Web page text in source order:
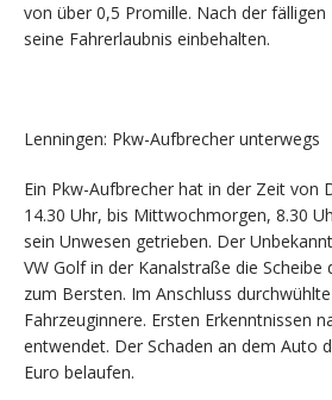
von über 0,5 Promille. Nach der
seine Fahrerlaubnis einbehalten.
Lenningen: Pkw-Aufbrecher unterwegs
Ein Pkw-Aufbrecher hat in der Zeit von
14.30 Uhr, bis Mittwochmorgen, 8.30
sein Unwesen getrieben. Der
VW Golf in der Kanalstraße die
zum Bersten. Im Anschluss
Fahrzeuginnere. Ersten Erkenntnissen
entwendet. Der Schaden an dem Auto
Euro belaufen.